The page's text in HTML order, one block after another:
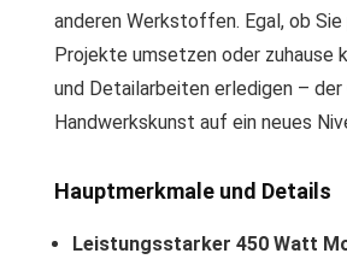
anderen Werkstoffen. Egal, ob
Projekte umsetzen oder zuhause
und Detailarbeiten erledigen –
Handwerkskunst auf ein neues
Hauptmerkmale und Details
Leistungsstarker 450 Watt